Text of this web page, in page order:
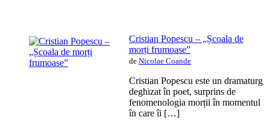
Cristian Popescu – „Școala de
morți frumoase”
de Nicolae Coande
Cristian Popescu este un dramaturg
deghizat în poet, surprins de
fenomenologia morții în momentul
în care îi […]